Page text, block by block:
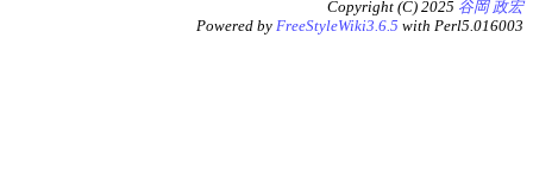
Copyright (C) 2025 谷岡 政宏
Powered by FreeStyleWiki3.6.5 with Perl5.016003